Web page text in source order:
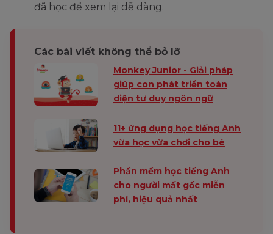
đã học để xem lại dễ dàng.
Các bài viết không thể bỏ lỡ
Monkey Junior - Giải pháp
giúp con phát triển toàn
diện tư duy ngôn ngữ
11+ ứng dụng học tiếng Anh
vừa học vừa chơi cho bé
Phần mềm học tiếng Anh
cho người mất gốc miễn
phí, hiệu quả nhất